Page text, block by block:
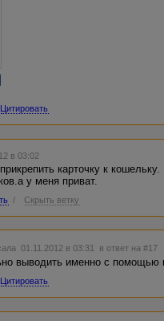
Цитировать
в 03:02
карточку к
у меня приват.
/ Скрыть ветку
01.11.2012 в 03:31 в ответ на #17
выводить именно с помощью
Цитировать